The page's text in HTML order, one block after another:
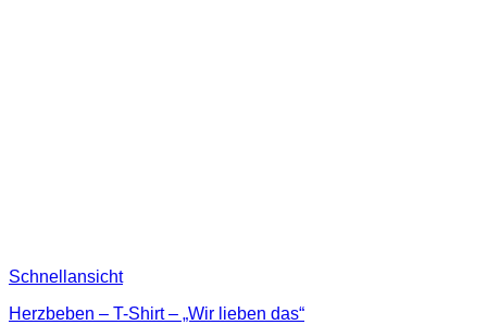
Schnellansicht
Herzbeben – T-Shirt – „Wir lieben das“